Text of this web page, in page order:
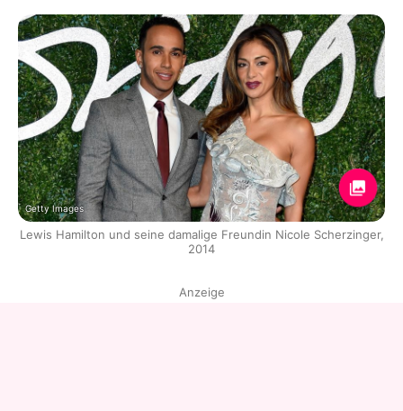
Getty Images
Lewis Hamilton und seine damalige Freundin Nicole Scherzinger,
2014
Anzeige